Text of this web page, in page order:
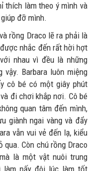
thích làm theo ý mình và
đỡ mình.
rồng Draco lẽ ra phải là
nhắc đến rất hời hợt
nhau vì đều là những
Barbara luôn miệng
cô bé có một giây phút
đi chơi khắp nơi. Cô bé
quan tâm đến mình,
giành ngai vàng và đẩy
vẫn vui vẻ đến lạ, kiểu
qua. Còn chú rồng Draco
là một vật nuôi trung
làm nấy đôi lúc làm tốt